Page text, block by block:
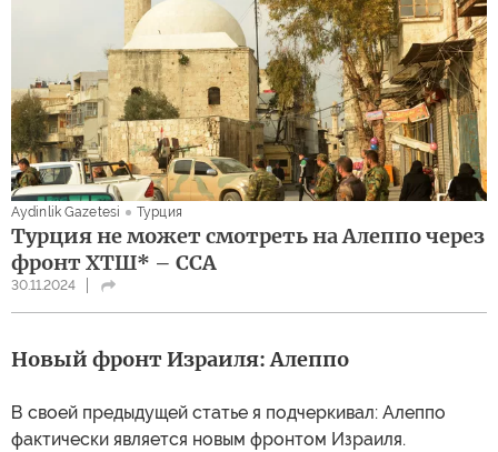
Aydinlik Gazetesi Турция
Турция не может смотреть на Алеппо через
фронт ХТШ* – ССА
30.11.2024
Новый фронт Израиля: Алеппо
В своей предыдущей статье я подчеркивал: Алеппо
фактически является новым фронтом Израиля.